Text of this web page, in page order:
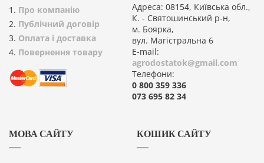
Про компанію
Публічний договір
Оплата і доставка
Повернення товару
Адреса: 08154, Київська обл.,
К. - Святошинський р-н,
м. Боярка,
вул. Магістральна 6
E-mail:
agrodostatok@gmail.com
Телефони:
0 800 359 336
073 695 82 34
МОВА САЙТУ КОШИК САЙТУ